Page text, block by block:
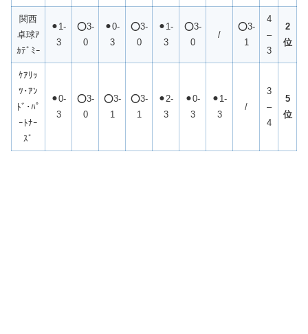
関西
卓球ｱ
ｶﾃﾞﾐｰ
⚫︎1-
3
⭕️3-
0
⚫︎0-
3
⭕️3-
0
⚫︎1-
3
⭕️3-
0
/
⭕️3-
1
4
–
3
2
位
ｹｱﾘｯ
ﾂ･ｱﾝ
ﾄﾞ･ﾊﾟ
ｰﾄﾅｰ
ｽﾞ
⚫︎0-
3
⭕️3-
0
⭕️3-
1
⭕️3-
1
⚫︎2-
3
⚫︎0-
3
⚫︎1-
3
/
3
–
4
5
位